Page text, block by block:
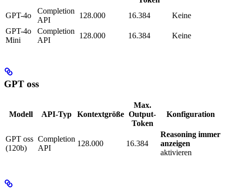
GPT-4o
Completion
API
128.000 16.384
Keine
GPT-4o
Mini
Completion
API
128.000 16.384 Keine
GPT oss
Modell API-Typ Kontextgröße
Max.
Output-
Token
Konfiguration
GPT oss
(120b)
Completion
API
128.000 16.384
Reasoning immer
anzeigen
aktivieren